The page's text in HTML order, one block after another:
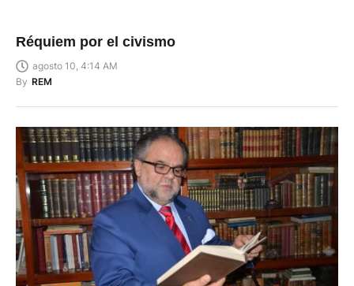
Réquiem por el civismo
agosto 10, 4:14 AM
By REM